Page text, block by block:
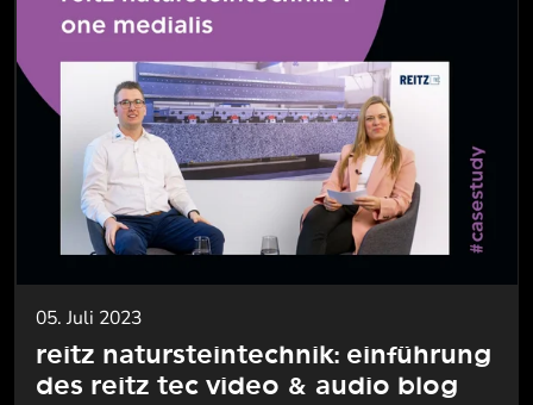
05. Juli 2023
reitz natursteintechnik: einführung
des reitz tec video & audio blog